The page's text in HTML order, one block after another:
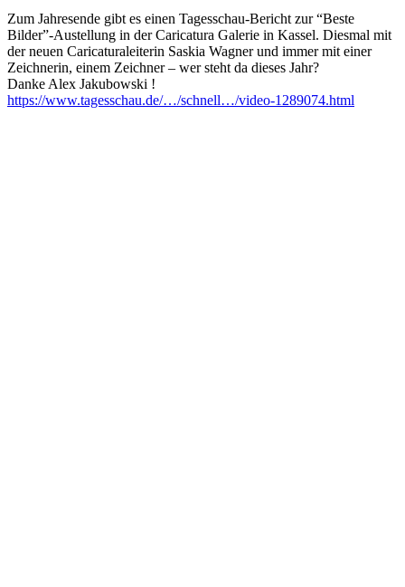
Zum Jahresende gibt es einen Tagesschau-Bericht zur “Beste
Bilder”-Austellung in derCaricatura Galerie in Kassel. Diesmal mit
der neuen Caricaturaleiterin Saskia Wagnerund immer mit einer
Zeichnerin, einem Zeichner – wer steht da dieses Jahr?
Danke Alex Jakubowski !
https://www.tagesschau.de/…/schnell…/video-1289074.html